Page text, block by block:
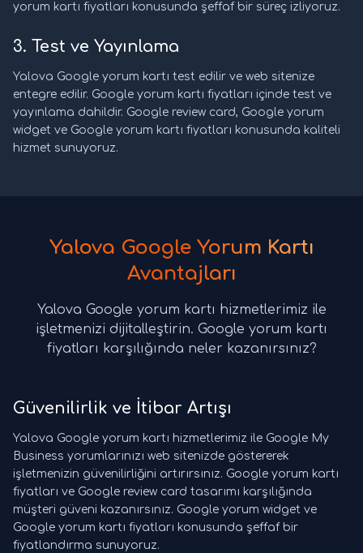
yorum kartı fiyatları konusunda şeffaf bir süreç izliyoruz.
3. Test ve Yayınlama
Yalova Google yorum kartı test edilir ve web sitenize
entegre edilir. Google yorum kartı fiyatları içinde test ve
yayınlama dahildir. Google review card, Google yorum
widget ve Google yorum kartı fiyatları konusunda kaliteli
hizmet sunuyoruz.
Yalova Google Yorum Kartı
Avantajları
Yalova Google yorum kartı hizmetlerimiz ile
işletmenizi dijitalleştirin. Google yorum kartı
fiyatları karşılığında neler kazanırsınız?
Güvenilirlik ve İtibar Artışı
Yalova Google yorum kartı hizmetlerimiz ile Google My
Business yorumlarınızı web sitenizde göstererek
işletmenizin güvenilirliğini artırırsınız. Google yorum kartı
fiyatları ve Google review card tasarımı karşılığında
müşteri güveni kazanırsınız. Google yorum widget ve
Google yorum kartı fiyatları konusunda şeffaf bir
fiyatlandırma sunuyoruz.